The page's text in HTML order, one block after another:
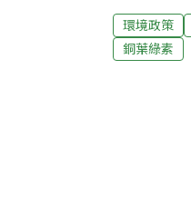
油產業長久
出問題馬上
選購食用油
的驚人事
聽說對人
底如何？
的最主要
兩家廠商
環境政策
銅葉綠素